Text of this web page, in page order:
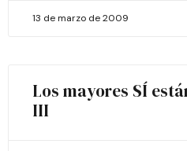
13 de marzo de 2009
Los mayores SÍ
III